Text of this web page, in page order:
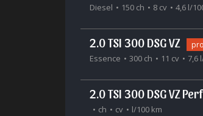
Diesel 150 ch 8 cv 4,6 l/
2.0 TSI 300 DSG VZ
Essence 300 ch 11 cv 7,6
2.0 TSI 300 DSG VZ
ch cv l/100 km